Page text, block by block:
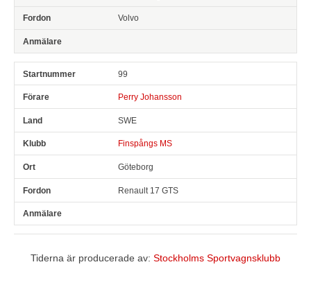
Volvo
99
Perry Johansson
SWE
Finspångs MS
Göteborg
Renault 17 GTS
Tiderna är producerade av: Stockholms Sportvagnsklubb